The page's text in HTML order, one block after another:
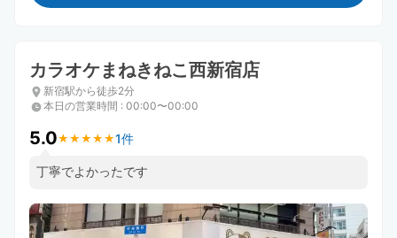
カラオケまねきねこ西新宿店
新宿駅から徒歩2分
本日の営業時間 : 00:00〜00:00
5.0★ ★ ★ ★ ★
★ ★ ★ ★ ★1件
丁寧でよかったです